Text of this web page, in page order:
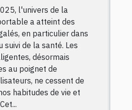
l'univers de la
a atteint des
en particulier dans
suivi de la santé. Les
désormais
au poignet de
ne cessent de
habitudes de vie et